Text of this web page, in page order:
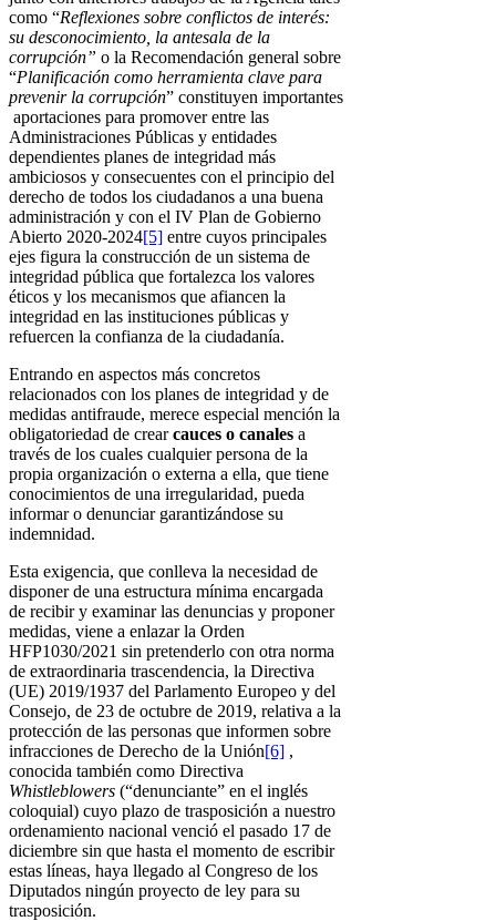
como “Reflexiones sobre conflictos de interés:
su desconocimiento, la antesala de la
corrupción” o la Recomendación general sobre
“Planificación como herramienta clave para
prevenir la corrupción” constituyen importantes
aportaciones para promover entre las
Administraciones Públicas y entidades
dependientes planes de integridad más
ambiciosos y consecuentes con el principio del
derecho de todos los ciudadanos a una buena
administración y con el IV Plan de Gobierno
Abierto 2020-2024[5] entre cuyos principales
ejes figura la construcción de un sistema de
integridad pública que fortalezca los valores
éticos y los mecanismos que afiancen la
integridad en las instituciones públicas y
refuercen la confianza de la ciudadanía.
Entrando en aspectos más concretos
relacionados con los planes de integridad y de
medidas antifraude, merece especial mención la
obligatoriedad de crearcauces o canales a
través de los cuales cualquier persona de la
propia organización o externa a ella, que tiene
conocimientos de una irregularidad, pueda
informar o denunciar garantizándose su
indemnidad.
Esta exigencia, que conlleva la necesidad de
disponer de una estructura mínima encargada
de recibir y examinar las denuncias y proponer
medidas, viene a enlazar la Orden
HFP1030/2021 sin pretenderlo con otra norma
de extraordinaria trascendencia, la Directiva
(UE) 2019/1937 del Parlamento Europeo y del
Consejo, de 23 de octubre de 2019, relativa a la
protección de las personas que informen sobre
infracciones de Derecho de la Unión[6] ,
conocida también como Directiva
Whistleblowers (“denunciante” en el inglés
coloquial) cuyo plazo de trasposición a nuestro
ordenamiento nacional venció el pasado 17 de
diciembre sin que hasta el momento de escribir
estas líneas, haya llegado al Congreso de los
Diputados ningún proyecto de ley para su
trasposición.